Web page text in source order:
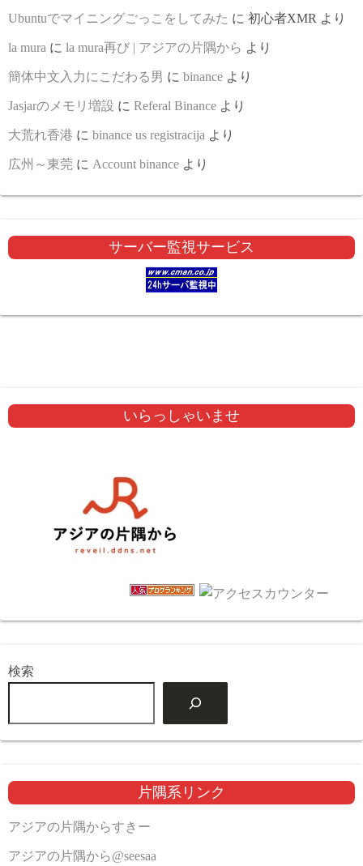
Ubuntuでマイニングごっこをしてみた に 初心者XMR より
la mura に la mura再び | アジアの片隅から より
簡体中文入力にこだわる男 に binance より
Jasjarのメモリ増設 に Referal Binance より
大荒れ香港 に binance us registracija より
広州～東莞 に Account binance より
サーバー監視サービス
いらっしゃいませ
検索
片隅系リンク
アジアの片隅からすきー
アジアの片隅から@seesaa